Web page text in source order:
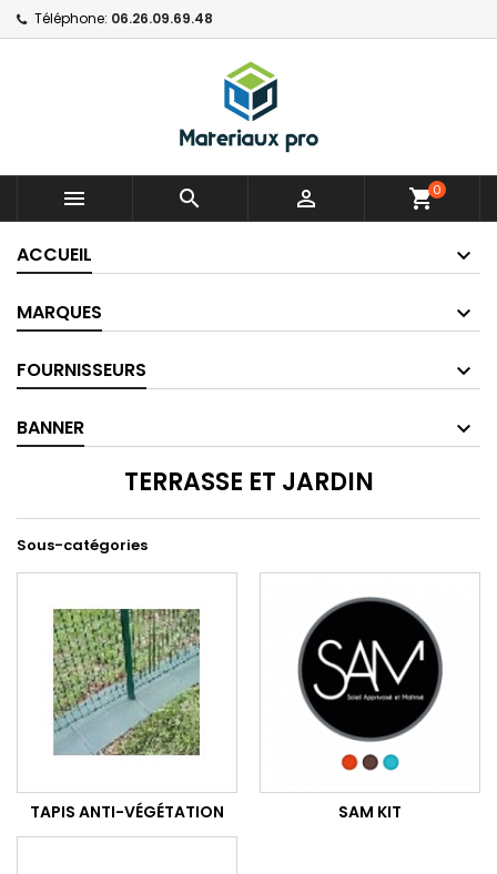
Téléphone: 06.26.09.69.48
   shopping_cart0
ACCUEIL
MARQUES
FOURNISSEURS
BANNER
TERRASSE ET JARDIN
Sous-catégories
TAPIS ANTI-VÉGÉTATION SAM KIT